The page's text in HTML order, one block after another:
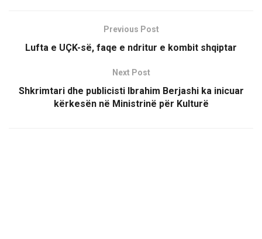
Previous Post
Lufta e UÇK-së, faqe e ndritur e kombit shqiptar
Next Post
Shkrimtari dhe publicisti Ibrahim Berjashi ka inicuar
kërkesën në Ministrinë për Kulturë